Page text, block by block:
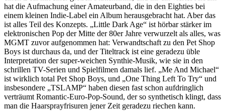
hat die Aufmachung einer Amateurband, die in den Eighties bei
einem kleinen Indie-Label ein Album herausgebracht hat. Aber das
ist alles Teil des Konzepts. „Little Dark Age“ ist hörbar stärker im
elektronischen Pop der Mitte der 80er Jahre verwurzelt als alles, was
MGMT zuvor aufgenommen hat: Verwandtschaft zu den Pet Shop
Boys ist durchaus da, und der Titeltrack ist eine geradezu üble
Interpretation der super-weichen Synthie-Musik, wie sie in den
schrillen TV-Serien und Spielfilmen damals lief. „Me And Michael“
ist wirklich total Pet Shop Boys, und „One Thing Left To Try“ und
insbesondere „TSLAMP“ haben diesen fast schon aufdringlich
verträumt Romantic-Euro-Pop-Sound, der so synthetisch klingt, dass
man die Haarsprayfrisuren jener Zeit geradezu riechen kann.